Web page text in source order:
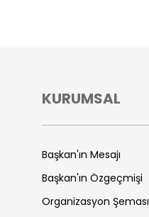
KURUMSAL
Başkan'ın Mesajı
Başkan'ın Özgeçmişi
Organizasyon Şeması